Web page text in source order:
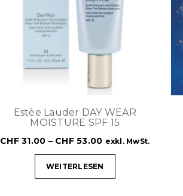
Estèe Lauder DAY WEAR
MOISTURE SPF 15
CHF31.00 – CHF53.00 exkl. MwSt.
WEITERLESEN